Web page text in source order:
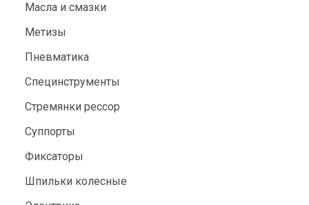
Масла и смазки
Метизы
Пневматика
Специнструменты
Стремянки рессор
Суппорты
Фиксаторы
Шпильки колесные